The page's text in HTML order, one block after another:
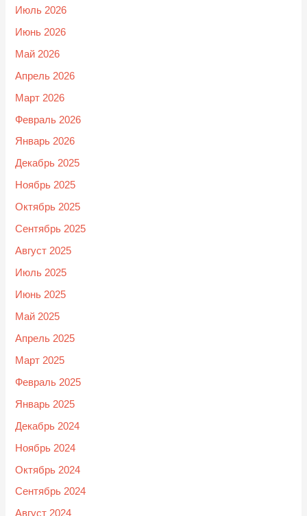
Июль 2026
Июнь 2026
Май 2026
Апрель 2026
Март 2026
Февраль 2026
Январь 2026
Декабрь 2025
Ноябрь 2025
Октябрь 2025
Сентябрь 2025
Август 2025
Июль 2025
Июнь 2025
Май 2025
Апрель 2025
Март 2025
Февраль 2025
Январь 2025
Декабрь 2024
Ноябрь 2024
Октябрь 2024
Сентябрь 2024
Август 2024